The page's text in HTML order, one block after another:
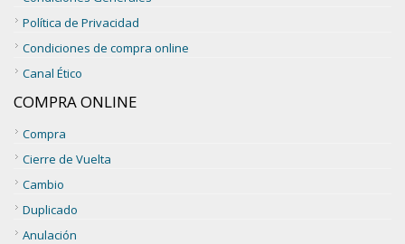
Política de Privacidad
Condiciones de compra online
Canal Ético
COMPRA ONLINE
Compra
Cierre de Vuelta
Cambio
Duplicado
Anulación